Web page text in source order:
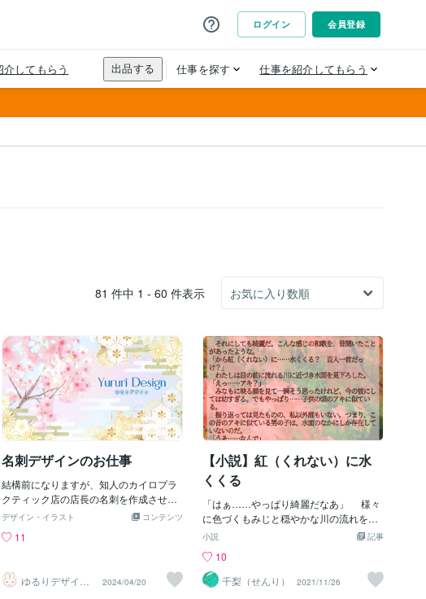
81 件中 1 - 60 件表示
名刺デザインのお仕事
結構前になりますが、知人のカイロプラ
クティック店の店長の名刺を作成させて
いただきました✨ 名刺は普段制作を受け
価格で特別にロゴも込みで制作したもの
うと思いながら時が経ち、最近になって
ようやく追加できました。色指定で和風
コンテンツ
デザイン・イラスト
11
ゆるりデザイン
＠夏季休暇中
2024/04/20
【小説】紅（くれない）に水
くくる
「はぁ……やっぱり綺麗だなあ」 様々
に色づくもみじと穏やかな川の流れを見
て、私はため息をついた。秋の山の暖か
れる。それは私の名前が、くれないの葉
――つまり、漢字で「もみじ」と書いて
「くれは」と読ませるように付けられた
記事
小説
10
千梨（せんり）
2021/11/26